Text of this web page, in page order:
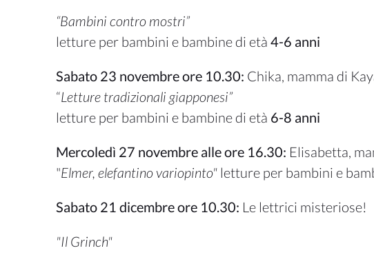
“Bambini contro mostri”
letture per bambini e bambine di età 4-6 anni
Sabato 23 novembre ore 10.30: Chika, mamma di
“Letture tradizionali giapponesi”
letture per bambini e bambine di età 6-8 anni
Mercoledì 27 novembre alle ore 16.30: Elisabetta,
"Elmer, elefantino variopinto"letture per bambini e
Sabato 21 dicembre ore 10.30: Le lettrici misteriose!
"Il Grinch"